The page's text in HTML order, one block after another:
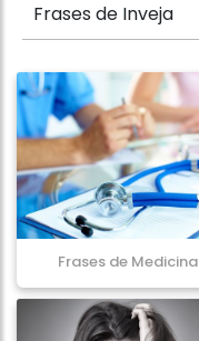
Frases de Inveja
Frases de Medicina